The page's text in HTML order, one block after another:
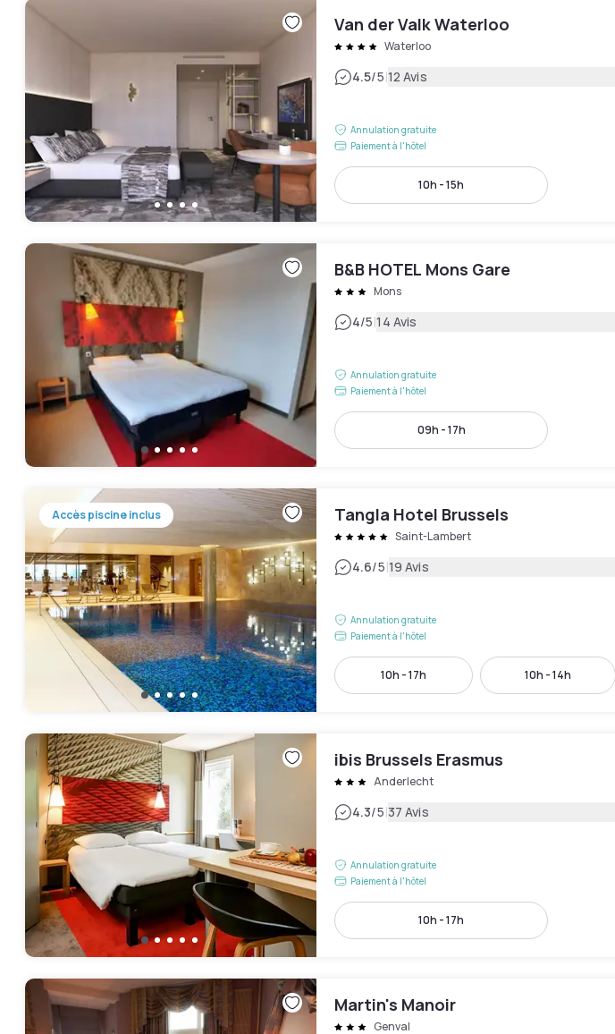
Van der Valk Waterloo
Waterloo
4.5/5|12 Avis
Annulation gratuite
Paiement à l'hôtel
10h - 15h
B&B HOTEL Mons Gare
Mons
4/5|14 Avis
Annulation gratuite
Paiement à l'hôtel
09h - 17h
Accès piscine inclus Tangla Hotel Brussels
Saint-Lambert
4.6/5|19 Avis
Annulation gratuite
Paiement à l'hôtel
10h - 17h 10h - 14h
ibis Brussels Erasmus
Anderlecht
4.3/5|37 Avis
Annulation gratuite
Paiement à l'hôtel
10h - 17h
Martin's Manoir
Genval